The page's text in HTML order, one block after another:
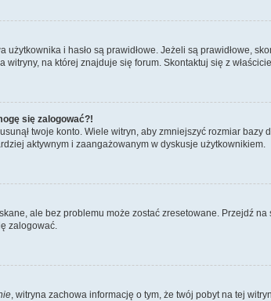
i hasło są prawidłowe. Jeżeli są prawidłowe,
na której znajduje się forum. Skontaktuj się z
się zalogować?!
twoje konto. Wiele witryn, aby zmniejszyć rozmiar
aktywnym i zaangażowanym w dyskusje użytkownikiem.
ale bez problemu może zostać zresetowane. Przejdź
zalogować.
, witryna zachowa informację o tym, że twój pobyt na tej